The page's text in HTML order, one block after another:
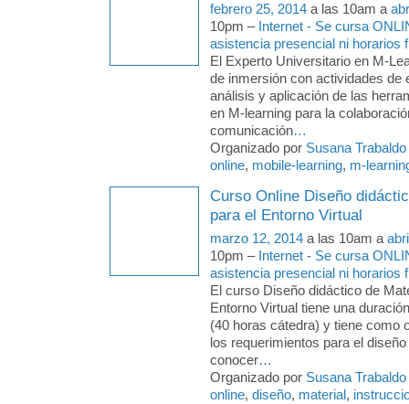
febrero 25, 2014 a las 10am a
10pm – Internet - Se cursa
asistencia presencial ni horarios
El Experto Universitario en M-
de inmersión con actividades de
análisis y aplicación de las
en M-learning para la
comunicación…
Organizado por Susana Trabaldo
online, mobile-learning, m-
Curso Online Diseño
para el Entorno Virtual
marzo 12, 2014 a las 10am a
10pm – Internet - Se cursa
asistencia presencial ni horarios
El curso Diseño didáctico de
Entorno Virtual tiene una
(40 horas cátedra) y tiene como
los requerimientos para el
conocer…
Organizado por Susana Trabaldo
online, diseño, material,